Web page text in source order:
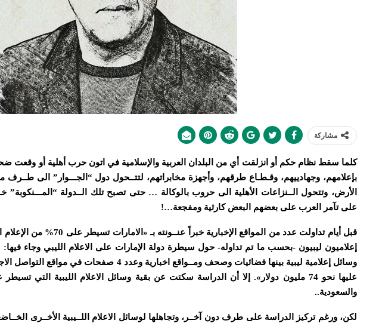
مشاركة
كلما سقط نظام حكم أو انزلقت أي من البلدان العربية والإسلامية في اتون حرب أهلية أو وقعت
بإعلامهم، وجهادييهم، وقـطـاع طرقهم، وأجهزة مخابراتهم، لتتــحول دول “الجـــوار” الى طــرف
الأرض، وتتحول الــنزاعات الأهلية الى حروب بالوكالة … حتى تصبح تلك الــدولة “المـــنكوبة”
على تآمر العرب على بعضهم البعض كارثية ومفجعة…!
قبل أيام تداولت عدد من المواقع
وسائل إعلامية ليبية بينها فضائيات وصحف ومــواقع اخبارية
عليها نحو 74 مليون دولار». إلا أن الدراسة سكتت عن بقية وسائل الاعلام الليبية التي
والسعودية..
لكن، ورغم تركيز الدراسة على طرف دون آخــر، وتجاهلها لوسائل الاعلام اللــيبية الأخــرى